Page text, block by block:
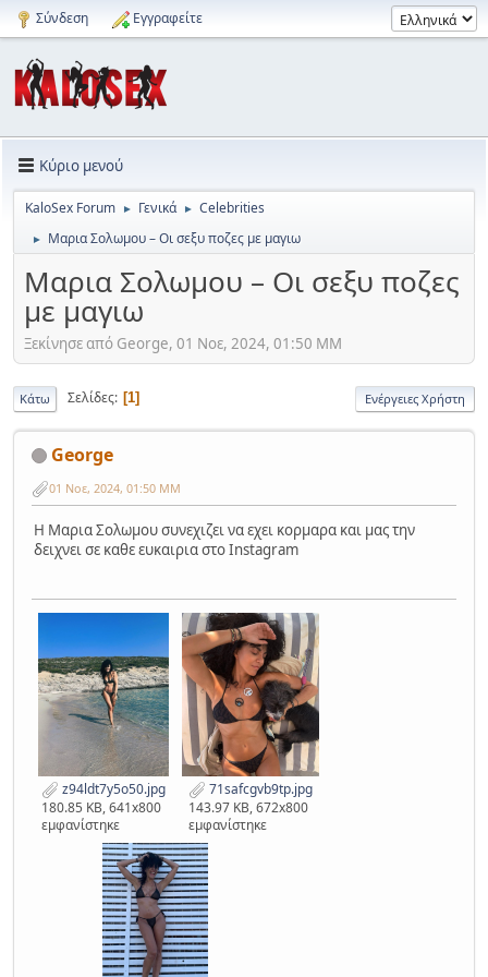
Σύνδεση Εγγραφείτε
Κύριο μενού
KaloSex Forum ► Γενικά ► Celebrities
► Μαρια Σολωμου – Οι σεξυ ποζες με μαγιω
Μαρια Σολωμου – Οι σεξυ ποζες
με μαγιω
Ξεκίνησε από George, 01 Νοε, 2024, 01:50 ΜΜ
Κάτω Σελίδες 1 Ενέργειες Χρήστη
George
01 Νοε, 2024, 01:50 ΜΜ
H Μαρια Σολωμου συνεχιζει να εχει κορμαρα και μας την
δειχνει σε καθε ευκαιρια στο Instagram
z94ldt7y5o50.jpg
180.85 KB, 641x800
εμφανίστηκε
71safcgvb9tp.jpg
143.97 KB, 672x800
εμφανίστηκε